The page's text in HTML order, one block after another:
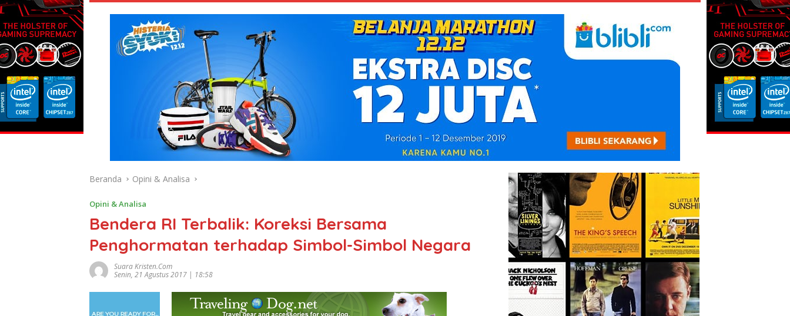
Beranda Opini & Analisa
Opini & Analisa
Bendera RI Terbalik: Koreksi Bersama
Penghormatan terhadap Simbol-Simbol Negara
Suara Kristen.com
Senin, 21 Agustus 2017 | 18:58